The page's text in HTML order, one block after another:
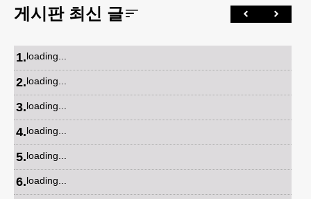
게시판 최신 글
1.loading...
2.loading...
3.loading...
4.loading...
5.loading...
6.loading...